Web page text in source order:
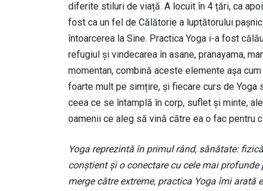
diferite stiluri de viață. A locuit în 4 țări, ca
fost ca un fel de Călătorie a luptătorului
întoarcerea la Sine. Practica Yoga i-a fost
refugiul și vindecarea în asane, pranayama,
momentan, combină aceste elemente așa
foarte mult pe simțire, și fiecare curs de
ceea ce se întamplă în corp, suflet și minte,
oamenii ce aleg să vină către ea o fac pentru
Yoga reprezintă în primul rând, sănătate:
conștient și o conectare cu cele mai
merge către extreme, practica Yoga îmi arată